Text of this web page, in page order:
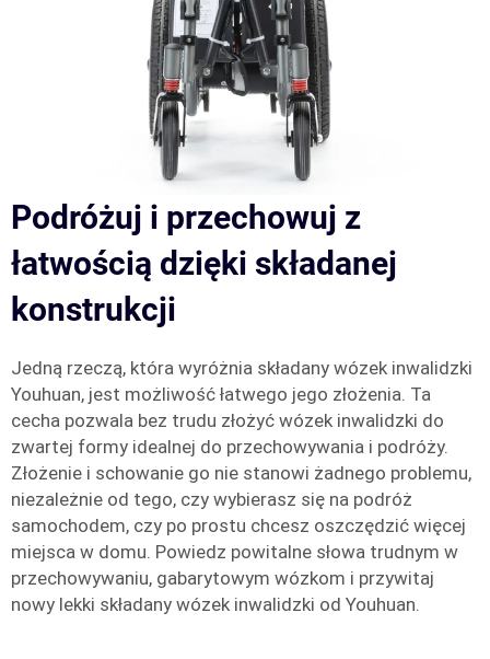
Podróżuj i przechowuj z
łatwością dzięki składanej
konstrukcji
Jedną rzeczą, która wyróżnia składany wózek inwalidzki
Youhuan, jest możliwość łatwego jego złożenia. Ta
cecha pozwala bez trudu złożyć wózek inwalidzki do
zwartej formy idealnej do przechowywania i podróży.
Złożenie i schowanie go nie stanowi żadnego problemu,
niezależnie od tego, czy wybierasz się na podróż
samochodem, czy po prostu chcesz oszczędzić więcej
miejsca w domu. Powiedz powitalne słowa trudnym w
przechowywaniu, gabarytowym wózkom i przywitaj
nowy lekki składany wózek inwalidzki od Youhuan.